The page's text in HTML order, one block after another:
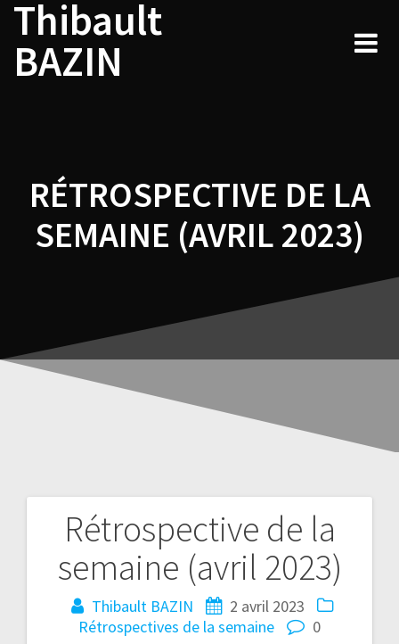
Skip
content
Thibault
BAZIN
RÉTROSPECTIVE DE LA
SEMAINE (AVRIL 2023)
Rétrospective de la
semaine (avril 2023)
Thibault BAZIN
2 avril 2023
Rétrospectives de la semaine
0
Navigation
de